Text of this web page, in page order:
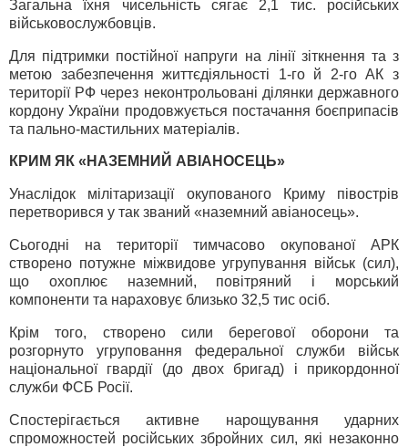
Загальна їхня чисельність сягає 2,1 тис. російських
військовослужбовців.
Для підтримки постійної напруги на лінії зіткнення та з
метою забезпечення життєдіяльності 1-го й 2-го АК з
території РФ через неконтрольовані ділянки державного
кордону України продовжується постачання боєприпасів
та пально-мастильних матеріалів.
КРИМ ЯК «НАЗЕМНИЙ АВІАНОСЕЦЬ»
Унаслідок мілітаризації окупованого Криму півострів
перетворився у так званий «наземний авіаносець».
Сьогодні на території тимчасово окупованої АРК
створено потужне міжвидове угрупування військ (сил),
що охоплює наземний, повітряний і морський
компоненти та нараховує близько 32,5 тис осіб.
Крім того, створено сили берегової оборони та
розгорнуто угруповання федеральної служби військ
національної гвардії (до двох бригад) і прикордонної
служби ФСБ Росії.
Спостерігається активне нарощування ударних
спроможностей російських збройних сил, які незаконно